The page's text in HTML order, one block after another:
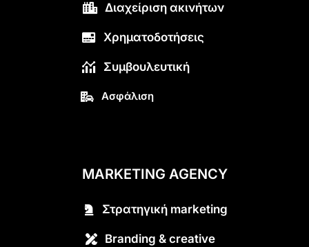
Διαχείριση ακινήτων
Χρηματοδοτήσεις
Συμβουλευτική
Ασφάλιση
MARKETING AGENCY
Στρατηγική marketing
Branding & creative